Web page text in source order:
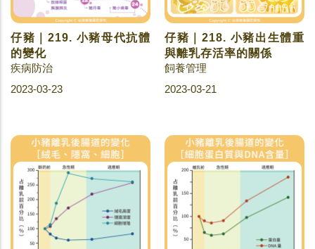
仔豬｜219. 小豬母代抗體
的變化
疾病防治
2023-03-23
仔豬｜218. 小豬出生體重
與離乳存活率的關係
飼養管理
2023-03-21